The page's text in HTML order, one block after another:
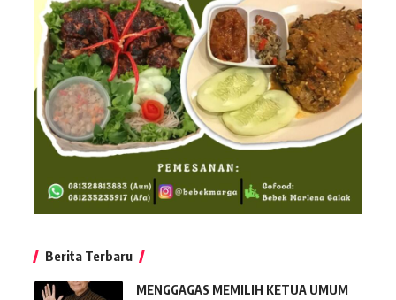
Berita Terbaru
MENGGAGAS MEMILIH KETUA UMUM